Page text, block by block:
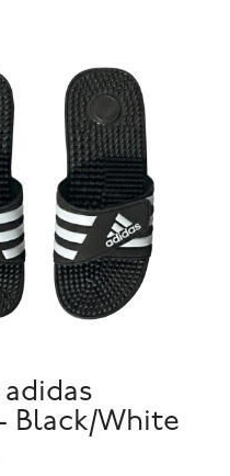
Black/White